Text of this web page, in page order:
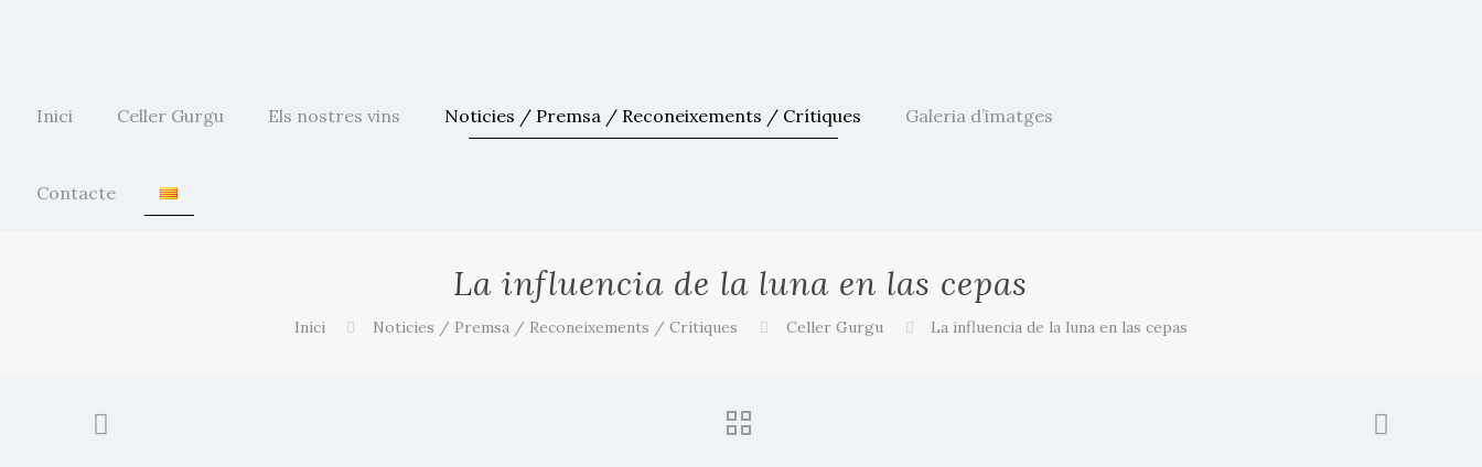
Inici Celler Gurgu Els nostres vins Noticies / Premsa / Reconeixements / Crítiques Galeria d’imatges
Contacte
La influencia de la luna en las cepas
Inici Noticies / Premsa / Reconeixements / Crítiques Celler Gurgu La influencia de la luna en las cepas